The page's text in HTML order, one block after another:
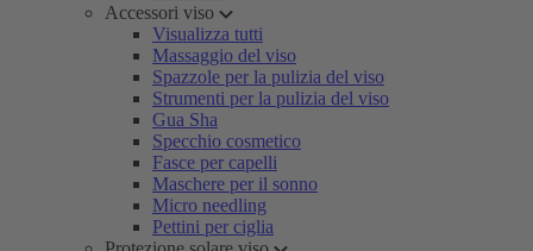
Accessori viso
Visualizza tutti
Massaggio del viso
Spazzole per la pulizia del viso
Strumenti per la pulizia del viso
Gua Sha
Specchio cosmetico
Fasce per capelli
Maschere per il sonno
Micro needling
Pettini per ciglia